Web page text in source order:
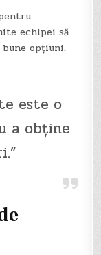
echipei să
bune opțiuni.
este o
a obține